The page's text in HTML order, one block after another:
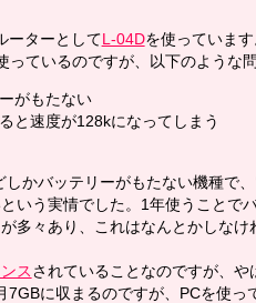
ーターとしてL-04Dを使っていま
っているのですが、以下のような
がもたない
と速度が128kになってしまう
かバッテリーがもたない機種で
いう実情でした。1年使うことで
多々あり、これはなんとかしなけ
スされていることなのですが、
7GBに収まるのですが、PCを使